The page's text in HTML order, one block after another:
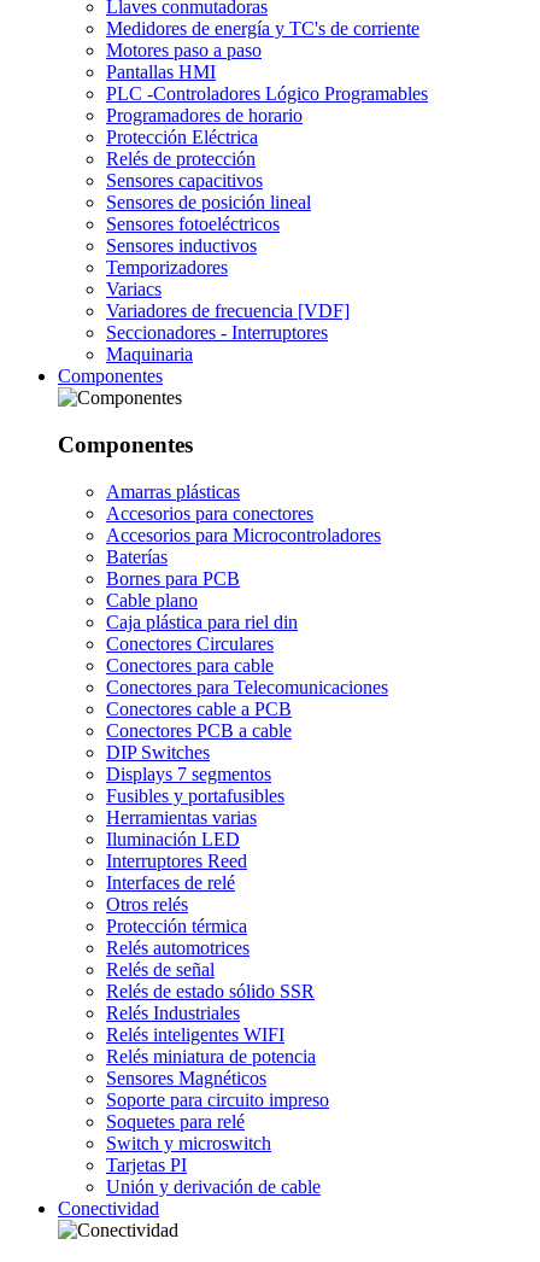
Llaves conmutadoras
Medidores de energía y TC's de corriente
Motores paso a paso
Pantallas HMI
PLC -Controladores Lógico Programables
Programadores de horario
Protección Eléctrica
Relés de protección
Sensores capacitivos
Sensores de posición lineal
Sensores fotoeléctricos
Sensores inductivos
Temporizadores
Variacs
Variadores de frecuencia [VDF]
Seccionadores - Interruptores
Maquinaria
Componentes
Componentes
Amarras plásticas
Accesorios para conectores
Accesorios para Microcontroladores
Baterías
Bornes para PCB
Cable plano
Caja plástica para riel din
Conectores Circulares
Conectores para cable
Conectores para Telecomunicaciones
Conectores cable a PCB
Conectores PCB a cable
DIP Switches
Displays 7 segmentos
Fusibles y portafusibles
Herramientas varias
Iluminación LED
Interruptores Reed
Interfaces de relé
Otros relés
Protección térmica
Relés automotrices
Relés de señal
Relés de estado sólido SSR
Relés Industriales
Relés inteligentes WIFI
Relés miniatura de potencia
Sensores Magnéticos
Soporte para circuito impreso
Soquetes para relé
Switch y microswitch
Tarjetas PI
Unión y derivación de cable
Conectividad